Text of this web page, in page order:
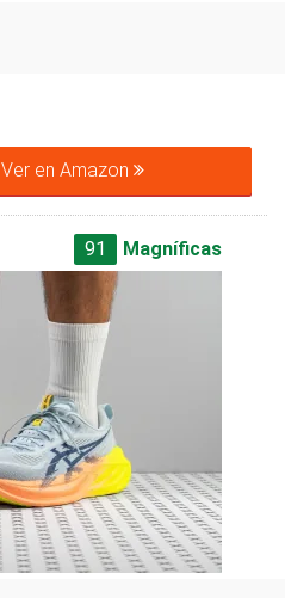
Ver en Amazon
91 Magníficas